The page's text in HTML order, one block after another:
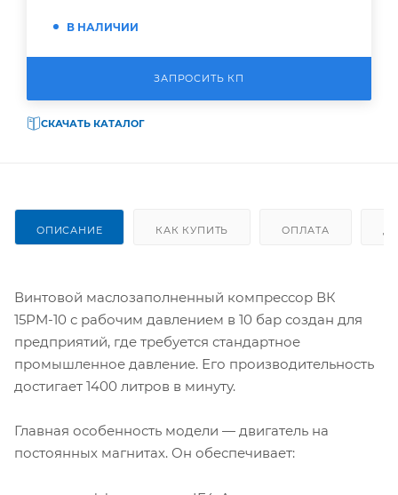
В НАЛИЧИИ
ЗАПРОСИТЬ КП
СКАЧАТЬ КАТАЛОГ
ОПИСАНИЕ КАК КУПИТЬ ОПЛАТА
Винтовой маслозаполненный компрессор ВК
15РМ-10 с рабочим давлением в 10 бар создан для
предприятий, где требуется стандартное
промышленное давление. Его производительность
достигает 1400 литров в минуту.
Главная особенность модели — двигатель на
постоянных магнитах. Он обеспечивает: